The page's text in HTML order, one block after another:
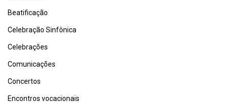
Beatificação
Celebração Sinfônica
Celebrações
Comunicações
Concertos
Encontros vocacionais